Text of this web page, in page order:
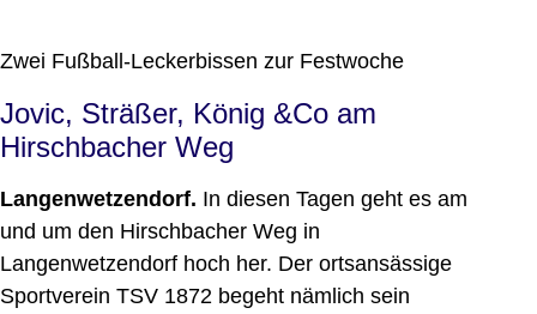
Zwei Fußball-Leckerbissen zur Festwoche
Jovic, Sträßer, König &Co am
Hirschbacher Weg
Langenwetzendorf. In diesen Tagen geht es am
und um den Hirschbacher Weg in
Langenwetzendorf hoch her. Der ortsansässige
Sportverein TSV 1872 begeht nämlich sein